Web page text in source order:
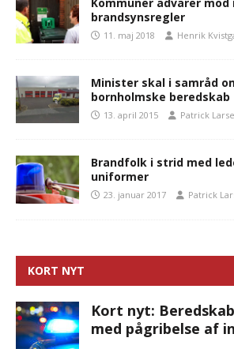
brandsynsregler
11. maj 2018 Henrik
Minister skal i samråd
bornholmske beredskab
13. april 2015 Patrick
Brandfolk i strid med
uniformer
23. januar 2017 Patrick
KORT NYT
Kort nyt:
med pågribelse af